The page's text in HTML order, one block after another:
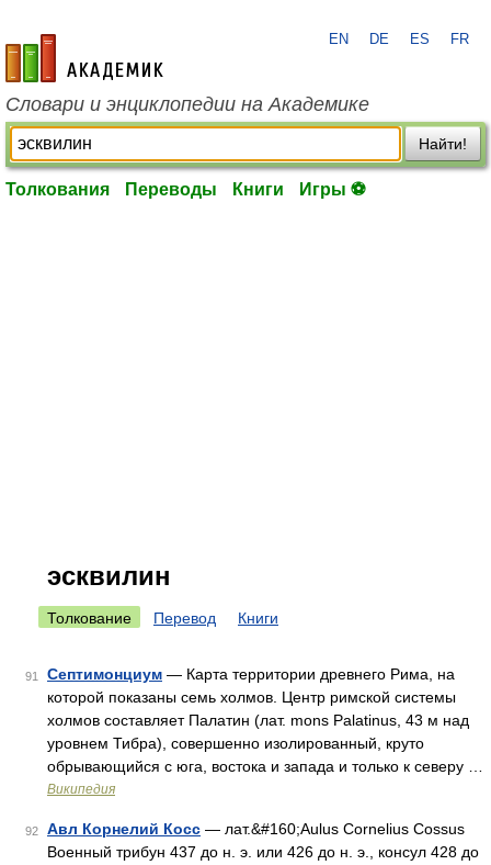
academic.ru
EN DE ES FR
Словари и энциклопедии на Академике
Найти!
Толкования Переводы Книги Игры ⚽
эсквилин
Толкование Перевод Книги
91 Септимонциум — Карта территории древнего Рима, на
которой показаны семь холмов. Центр римской системы
холмов составляет Палатин (лат. mons Palatinus, 43 м над
уровнем Тибра), совершенно изолированный, круто
обрывающийся с юга, востока и запада и только к северу …
Википедия
92 Авл Корнелий Косс — лат.&#160;Aulus Cornelius Cossus
Военный трибун 437 до н. э. или 426 до н. э., консул 428 до